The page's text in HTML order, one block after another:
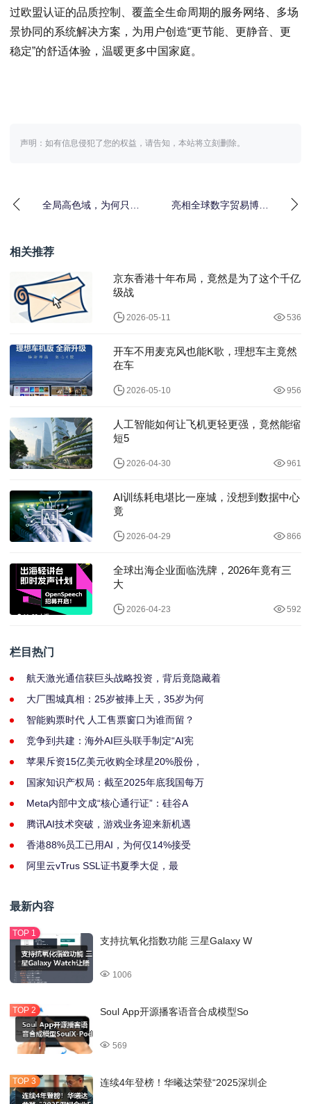
过欧盟认证的品质控制、覆盖全生命周期的服务网络、多场
景协同的系统解决方案，为用户创造“更节能、更静音、更
稳定”的舒适体验，温暖更多中国家庭。
声明：如有信息侵犯了您的权益，请告知，本站将立刻删除。
全局高色域，为何只有
亮相全球数字贸易博览
相关推荐
京东香港十年布局，竟然是为了这个千亿
级战
2026-05-11 536
开车不用麦克风也能K歌，理想车主竟然
在车
2026-05-10 956
人工智能如何让飞机更轻更强，竟然能缩
短5
2026-04-30 961
AI训练耗电堪比一座城，没想到数据中心
竟
2026-04-29 866
全球出海企业面临洗牌，2026年竟有三
大
2026-04-23 592
栏目热门
航天激光通信获巨头战略投资，背后竟隐藏着
大厂围城真相：25岁被捧上天，35岁为何
智能购票时代 人工售票窗口为谁而留？
竞争到共建：海外AI巨头联手制定“AI宪
苹果斥资15亿美元收购全球星20%股份，
国家知识产权局：截至2025年底我国每万
Meta内部中文成“核心通行证”：硅谷A
腾讯AI技术突破，游戏业务迎来新机遇
香港88%员工已用AI，为何仅14%接受
阿里云vTrus SSL证书夏季大促，最
最新内容
支持抗氧化指数功能 三星Galaxy W
1006
Soul App开源播客语音合成模型So
569
连续4年登榜！华曦达荣登“2025深圳企